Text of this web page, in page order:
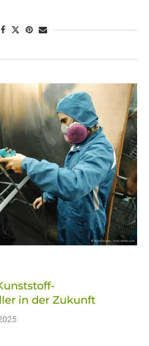
in der Zukunft